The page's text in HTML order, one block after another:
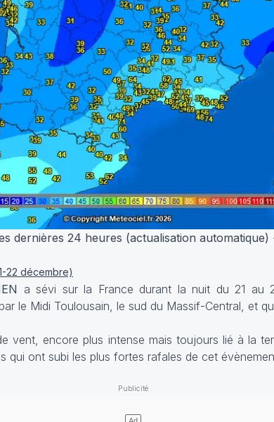
dernières 24 heures (actualisation automatique)
22 décembre)
a sévi sur la France durant la nuit du 21 au
le Midi Toulousain, le sud du Massif-Central, et
vent, encore plus intense mais toujours lié à la
qui ont subi les plus fortes rafales de cet